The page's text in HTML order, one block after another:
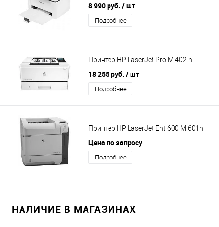
8 990 руб. / шт
Подробнее
Принтер HP LaserJet Pro M 402 n
18 255 руб. / шт
Подробнее
Принтер HP LaserJet Ent 600 M 601n
Цена по запросу
Подробнее
НАЛИЧИЕ В МАГАЗИНАХ